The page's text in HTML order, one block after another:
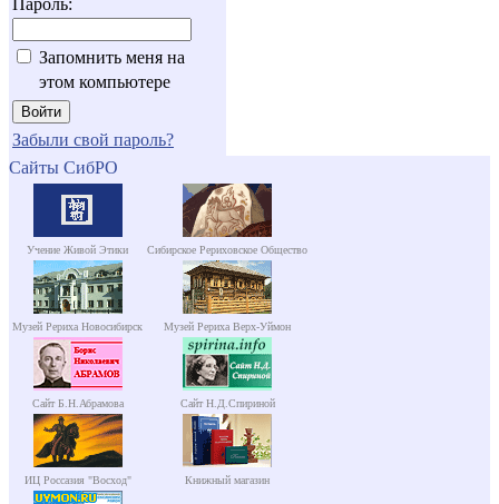
Запомнить меня на
этом компьютере
Забыли свой пароль?
Сайты СибРО
Учение Живой Этики Сибирское Рериховское Общество
Музей Рериха Новосибирск Музей Рериха Верх-Уймон
Сайт Б.Н.Абрамова Сайт Н.Д.Спириной
ИЦ Россазия "Восход" Книжный магазин